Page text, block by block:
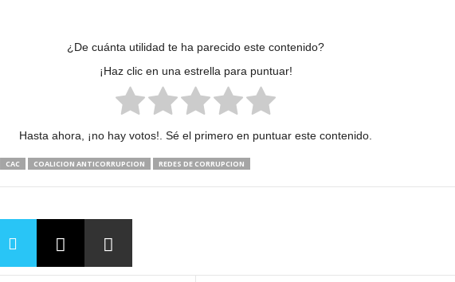
¿De cuánta utilidad te ha parecido este contenido?
¡Haz clic en una estrella para puntuar!
Hasta ahora, ¡no hay votos!. Sé el primero en puntuar este contenido.
CAC COALICION ANTICORRUPCION REDES DE CORRUPCION